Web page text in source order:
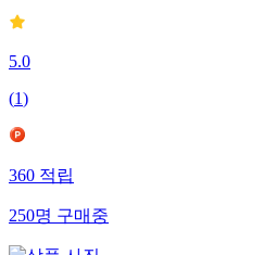
5.0
(1)
360적립
250명구매중